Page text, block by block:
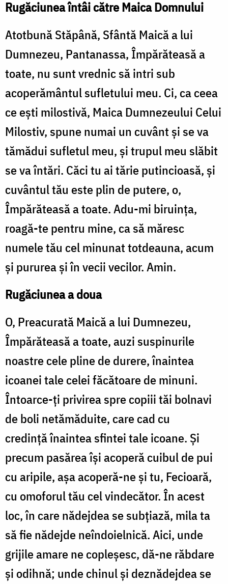
Rugăciunea întâi către Maica Domnului
Atotbună Stăpână, Sfântă Maică a lui
Dumnezeu, Pantanassa, Împărăteasă a
toate, nu sunt vrednic să intri sub
acoperământul sufletului meu. Ci, ca ceea
ce eşti milostivă, Maica Dumnezeului Celui
Milostiv, spune numai un cuvânt şi se va
tămădui sufletul meu, şi trupul meu slăbit
se va întări. Căci tu ai tărie putincioasă, şi
cuvântul tău este plin de putere, o,
Împărăteasă a toate. Adu-mi biruinţa,
roagă-te pentru mine, ca să măresc
numele tău cel minunat totdeauna, acum
şi pururea şi în vecii vecilor. Amin.
Rugăciunea a doua
O, Preacurată Maică a lui Dumnezeu,
Împărăteasă a toate, auzi suspinurile
noastre cele pline de durere, înaintea
icoanei tale celei făcătoare de minuni.
Întoarce-ţi privirea spre copiii tăi bolnavi
de boli netămăduite, care cad cu
credinţă înaintea sfintei tale icoane. Şi
precum pasărea îşi acoperă cuibul de pui
cu aripile, aşa acoperă-ne şi tu, Fecioară,
cu omoforul tău cel vindecător. În acest
loc, în care nădejdea se subţiază, mila ta
să fie nădejde neîndoielnică. Aici, unde
grijile amare ne copleşesc, dă-ne răbdare
şi odihnă; unde chinul şi deznădejdea se